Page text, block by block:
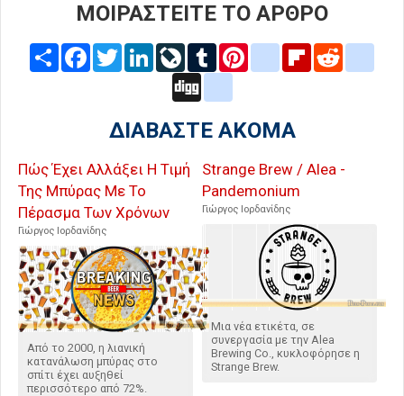
ΜΟΙΡΑΣΤΕΙΤΕ ΤΟ ΑΡΘΡΟ
Share FacebookTwitterLinkedInLiveJournal
Tumblr Pinterestblogger_post
Flipboard
ΔΙΑΒΑΣΤΕ ΑΚΟΜΑ
Πώς Έχει Αλλάξει Η Τιμή
Της Μπύρας Με Το
Πέρασμα Των Χρόνων
Γιώργος Ιορδανίδης
Από το 2000, η λιανική
κατανάλωση μπύρας στο
σπίτι έχει αυξηθεί
περισσότερο από 72%.
Strange Brew / Alea -
Pandemonium
Γιώργος Ιορδανίδης
Μια νέα ετικέτα, σε
συνεργασία με την Alea
Brewing Co., κυκλοφόρησε η
Strange Brew.